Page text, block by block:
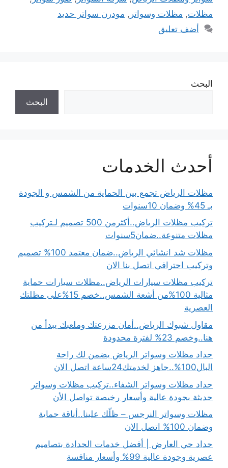
مظلات, مظلات وسواتر , مودرن سواتر حديد
أضف تعليق
البحث
البحث
أحدث الخدمات
مظلات الرياض تجمع بين الحماية من الشمس و الجودة
بـ 45% وضمان 10سنوات
تركيب مظلات الرياض..أكثرمن 500 تصميم لـتركيب
مظلات متنوعة..ضمان5سنوات
مظلات شد انشائي الرياض..ضمان معتمد 100% تصميم
وتركيب احترافي اتصل بنا الان
تركيب مظلات سيارات الرياض..مظلات سيارات حماية
مثالية 100%من أشعة الشمس..خصم 15%على مظلتك
العصرية
مقاول شبوك الرياض..أمان مزرعتك وملعبك يبدأ من
هنا..وخصم 23% لفترة محدودة
حداد مظلات وسواتر الرياض يضمن لك راحة
البال100%..جاهز لخدمتك24ساعة اتصل الان
حداد مظلات وسواتر الشفاء..تركيب مظلات وسواتر
حديثة بجودة عالية وأسعار رخيصة تواصل الأن
مظلات وسواتر النرجس – ظلّك علينا..أناقة حماية
وضمان 100% اتصل الان
حداد حي العارض | أفضل خدمات الحدادة بتصاميم
عصرية وجودة عالية 99% وأسعار منافسة